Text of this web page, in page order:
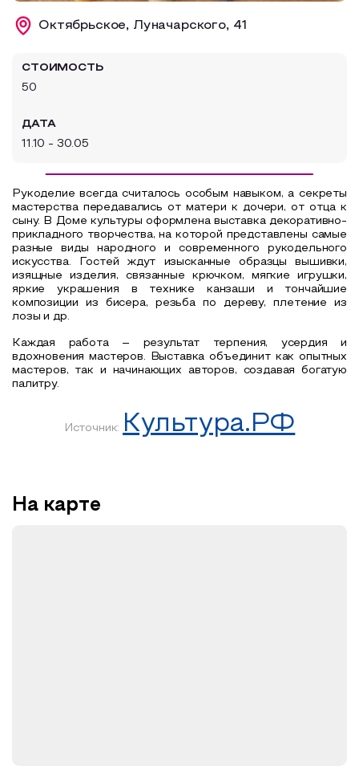
Образовательный туризм
Октябрьское, Луначарского, 41
СТОИМОСТЬ
50
ДАТА
11.10 - 30.05
Рукоделие всегда считалось особым навыком, а секреты
мастерства передавались от матери к дочери, от отца к
сыну. В Доме культуры оформлена выставка декоративно-
прикладного творчества, на которой представлены самые
разные виды народного и современного рукодельного
искусства. Гостей ждут изысканные образцы вышивки,
изящные изделия, связанные крючком, мягкие игрушки,
яркие украшения в технике канзаши и тончайшие
композиции из бисера, резьба по дереву, плетение из
лозы и др.
Каждая работа – результат терпения, усердия и
вдохновения мастеров. Выставка объединит как опытных
мастеров, так и начинающих авторов, создавая богатую
палитру.
Источник: Культура.РФ
На карте